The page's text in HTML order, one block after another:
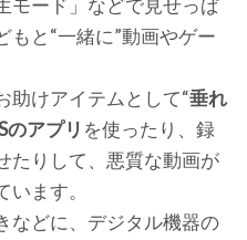
モード」などで見せっぱ
もと“一緒に”動画やゲー
助けアイテムとして“垂れ
のアプリ を使ったり、録
たりして、悪質な動画が
ます。
などに、デジタル機器の